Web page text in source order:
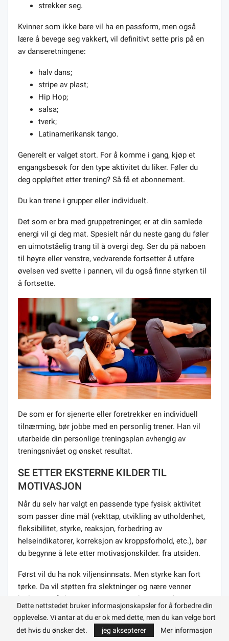
strekker seg.
Kvinner som ikke bare vil ha en passform, men også
lære å bevege seg vakkert, vil definitivt sette pris på en
av danseretningene:
halv dans;
stripe av plast;
Hip Hop;
salsa;
tverk;
Latinamerikansk tango.
Generelt er valget stort. For å komme i gang, kjøp et
engangsbesøk for den type aktivitet du liker. Føler du
deg oppløftet etter trening? Så få et abonnement.
Du kan trene i grupper eller individuelt.
Det som er bra med gruppetreninger, er at din samlede
energi vil gi deg mat. Spesielt når du neste gang du føler
en uimotståelig trang til å overgi deg. Ser du på naboen
til høyre eller venstre, vedvarende fortsetter å utføre
øvelsen ved svette i pannen, vil du også finne styrken til
å fortsette.
De som er for sjenerte eller foretrekker en individuell
tilnærming, bør jobbe med en personlig trener. Han vil
utarbeide din personlige treningsplan avhengig av
treningsnivået og ønsket resultat.
SE ETTER EKSTERNE KILDER TIL
MOTIVASJON
Når du selv har valgt en passende type fysisk aktivitet
som passer dine mål (vekttap, utvikling av utholdenhet,
fleksibilitet, styrke, reaksjon, forbedring av
helseindikatorer, korreksjon av kroppsforhold, etc.), bør
du begynne å lete etter motivasjonskilder. fra utsiden.
Først vil du ha nok viljensinnsats. Men styrke kan fort
tørke. Da vil støtten fra slektninger og nære venner
imidlertid en kraftig kilde til egen motivasjon.
Du kan prøve å finne den på Internett. Det er mange
Dette nettstedet bruker informasjonskapsler for å forbedre din
opplevelse. Vi antar at du er ok med dette, men du kan velge bort
det hvis du ønsker det.
jeg aksepterer Mer informasjon